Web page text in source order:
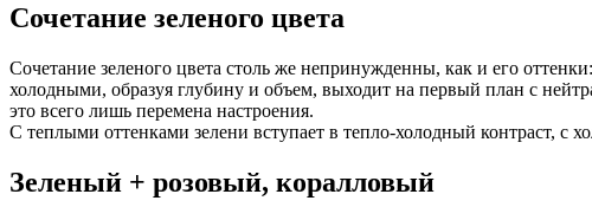
Сочетание зеленого цвета
Сочетание зеленого цвета столь же непринужденны, как и его
холодными, образуя глубину и объем, выходит на первый план с
это всего лишь перемена настроения.
С теплыми оттенками зелени вступает в тепло-холодный контраст, с
Зеленый + розовый, коралловый